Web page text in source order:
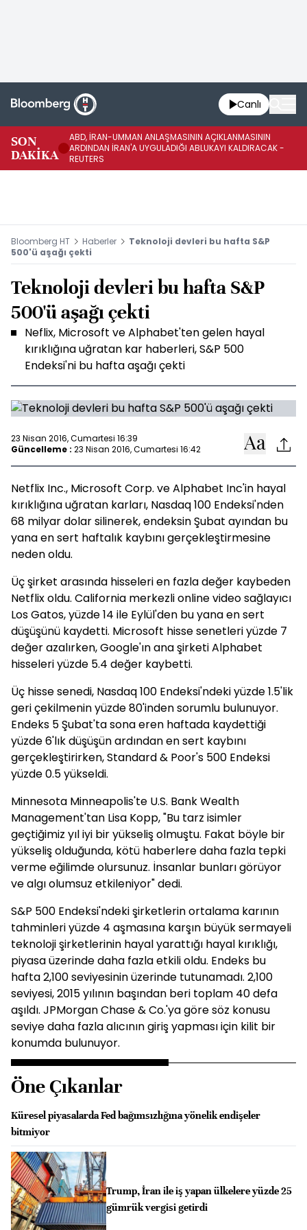
Canlı
SON
DAKİKA
ABD, İRAN-UMMAN ANLAŞMASININ AÇIKLANMASININ
ARDINDAN İRAN'A UYGULADIĞI ABLUKAYI KALDIRACAK -
REUTERS
Bloomberg HT Haberler
Teknoloji devleri bu hafta S&P
500'ü aşağı çekti
Teknoloji devleri bu hafta S&P
500'ü aşağı çekti
Neflix, Microsoft ve Alphabet'ten gelen hayal
kırıklığına uğratan kar haberleri, S&P 500
Endeksi'ni bu hafta aşağı çekti
23 Nisan 2016, Cumartesi 16:39
Güncelleme : 23 Nisan 2016, Cumartesi 16:42
Netflix Inc., Microsoft Corp. ve Alphabet Inc'in hayal
kırıklığına uğratan karları, Nasdaq 100 Endeksi'nden
68 milyar dolar silinerek, endeksin Şubat ayından bu
yana en sert haftalık kaybını gerçekleştirmesine
neden oldu.
Üç şirket arasında hisseleri en fazla değer kaybeden
Netflix oldu. California merkezli online video sağlayıcı
Los Gatos, yüzde 14 ile Eylül'den bu yana en sert
düşüşünü kaydetti. Microsoft hisse senetleri yüzde 7
değer azalırken, Google'ın ana şirketi Alphabet
hisseleri yüzde 5.4 değer kaybetti.
Üç hisse senedi, Nasdaq 100 Endeksi'ndeki yüzde 1.5'lik
geri çekilmenin yüzde 80'inden sorumlu bulunuyor.
Endeks 5 Şubat'ta sona eren haftada kaydettiği
yüzde 6'lık düşüşün ardından en sert kaybını
gerçekleştirirken, Standard & Poor's 500 Endeksi
yüzde 0.5 yükseldi.
Minnesota Minneapolis'te U.S. Bank Wealth
Management'tan Lisa Kopp, "Bu tarz isimler
geçtiğimiz yıl iyi bir yükseliş olmuştu. Fakat böyle bir
yükseliş olduğunda, kötü haberlere daha fazla tepki
verme eğilimde olursunuz. İnsanlar bunları görüyor
ve algı olumsuz etkileniyor" dedi.
S&P 500 Endeksi'ndeki şirketlerin ortalama karının
tahminleri yüzde 4 aşmasına karşın büyük sermayeli
teknoloji şirketlerinin hayal yarattığı hayal kırıklığı,
piyasa üzerinde daha fazla etkili oldu. Endeks bu
hafta 2,100 seviyesinin üzerinde tutunamadı. 2,100
seviyesi, 2015 yılının başından beri toplam 40 defa
aşıldı. JPMorgan Chase & Co.'ya göre söz konusu
seviye daha fazla alıcının giriş yapması için kilit bir
konumda bulunuyor.
Öne Çıkanlar
Küresel piyasalarda Fed bağımsızlığına yönelik endişeler
bitmiyor
Trump, İran ile iş yapan ülkelere yüzde 25
gümrük vergisi getirdi